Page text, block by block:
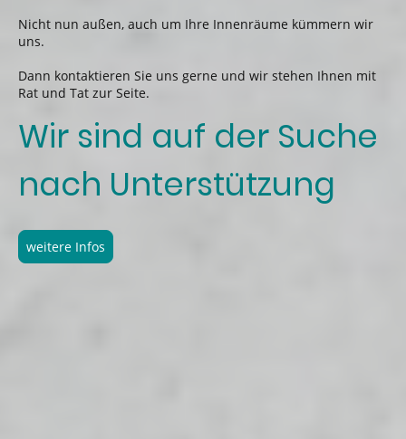
Nicht nun außen, auch um Ihre Innenräume kümmern wir
uns.
Dann kontaktieren Sie uns gerne und wir stehen Ihnen mit
Rat und Tat zur Seite.
Wir sind auf der Suche
nach Unterstützung
weitere Infos